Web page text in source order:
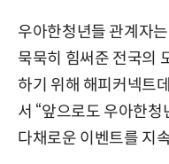
우아한청년들 관계자
묵묵히 힘써준 전국의
하기 위해 해피커넥트
서 “앞으로도 우아한
다채로운 이벤트를 지